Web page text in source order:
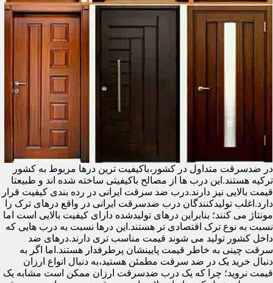
در ضدسرقت متداول در کشور،باکیفیت ترین درها مربوط به کشور
ترکیه هستند.این درب ها از مصالح باکیفیتی ساخته شده اند و طبیعتا
قیمت بالایی نیز دارند.درب ضد سرقت ایرانی در رده بندی کیفیت قرار
دارد.اغلب تولیدکنندگان درب ضدسرقت ایرانی در واقع درهای ترک را
مونتاژ می کنند؛ بنابراین درهای تولیدشده دارای کیفیت بالایی است اما
نسبت به نوع ترک اقتصادی تر هستند.این درها نسبت به درب هایی که
داخل کشور تولید می شوند قیمت مناسب تری دارند.درهای ضد
سرقت چینی به خاطر قیمت پایینشان پرطرفدار هستند.اما اگر به
دنبال خرید یک در ضد سرقت مطمئن هستید،به دنبال انواع ارزان
قیمت نروید؛ چرا که یک درب ضدسرقت ارزان ممکن است مشابه یک